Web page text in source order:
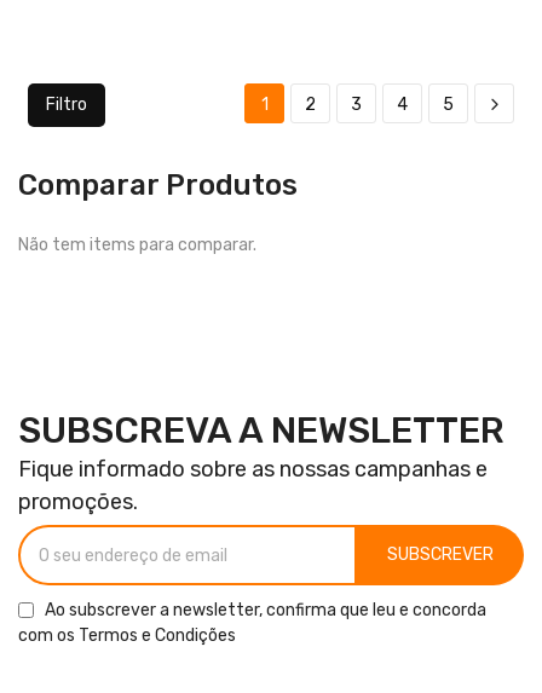
Filtro 1 2 3 4 5
Comparar Produtos
Não tem items para comparar.
SUBSCREVA A NEWSLETTER
Fique informado sobre as nossas campanhas e
promoções.
SUBSCREVER
Ao subscrever a newsletter, confirma que leu e concorda
com os Termos e Condições